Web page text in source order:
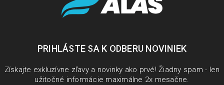
PRIHLÁSTE SA K ODBERU NOVINIEK
Získajte exkluzívne zľavy a novinky ako prvé! Žiadny spam - len
užitočné informácie maximálne 2x mesačne.